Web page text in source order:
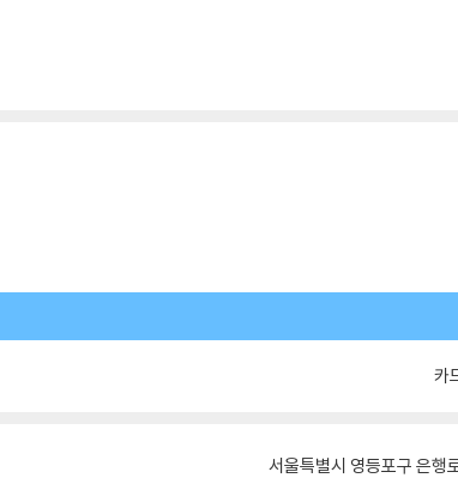
카
서울특별시 영등포구 은행